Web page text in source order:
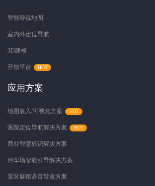
智能导视地图
室内外定位导航
3D建模
开放平台
应用方案
地图嵌入/可视化方案
医院定位导航解决方案
商业智慧标识解决方案
停车场智能引导解决方案
景区展馆语音导览方案